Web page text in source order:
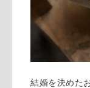
結婚を決めた